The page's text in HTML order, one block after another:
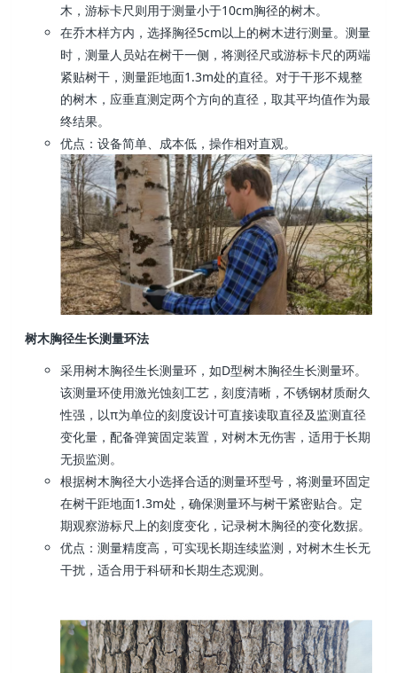
木，游标卡尺则用于测量小于10cm胸径的树木。
在乔木样方内，选择胸径5cm以上的树木进行测量。测量
时，测量人员站在树干一侧，将测径尺或游标卡尺的两端
紧贴树干，测量距地面1.3m处的直径。对于干形不规整
的树木，应垂直测定两个方向的直径，取其平均值作为最
终结果。
优点：设备简单、成本低，操作相对直观。
树木胸径生长测量环法
采用树木胸径生长测量环，如D型树木胸径生长测量环。
该测量环使用激光蚀刻工艺，刻度清晰，不锈钢材质耐久
性强，以π为单位的刻度设计可直接读取直径及监测直径
变化量，配备弹簧固定装置，对树木无伤害，适用于长期
无损监测。
根据树木胸径大小选择合适的测量环型号，将测量环固定
在树干距地面1.3m处，确保测量环与树干紧密贴合。定
期观察游标尺上的刻度变化，记录树木胸径的变化数据。
优点：测量精度高，可实现长期连续监测，对树木生长无
干扰，适合用于科研和长期生态观测。